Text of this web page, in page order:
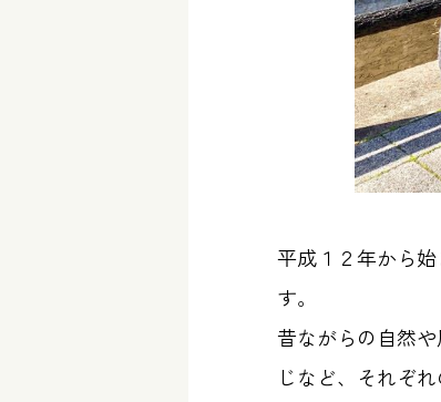
平成１２年から
す。
昔ながらの自然
じなど、それぞ